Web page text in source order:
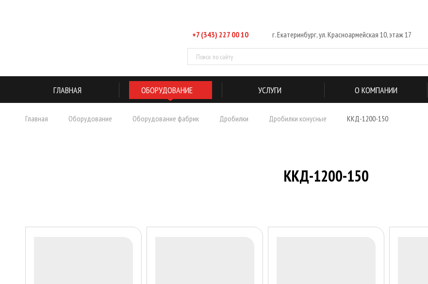
+7 (343) 227 00 10 г. Екатеринбург, ул. Красноармейская 10, этаж 17
ГЛАВНАЯ ОБОРУДОВАНИЕ УСЛУГИ О КОМПАНИИ
Главная Оборудование Оборудование фабрик Дробилки Дробилки конусные ККД-1200-150
ККД-1200-150